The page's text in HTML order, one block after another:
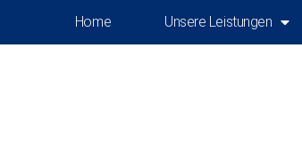
Home Unsere Leistungen